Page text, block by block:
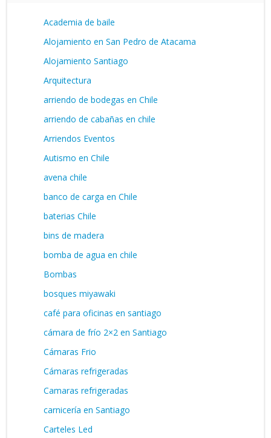
Academia de baile
Alojamiento en San Pedro de Atacama
Alojamiento Santiago
Arquitectura
arriendo de bodegas en Chile
arriendo de cabañas en chile
Arriendos Eventos
Autismo en Chile
avena chile
banco de carga en Chile
baterias Chile
bins de madera
bomba de agua en chile
Bombas
bosques miyawaki
café para oficinas en santiago
cámara de frío 2×2 en Santiago
Cámaras Frio
Cámaras refrigeradas
Camaras refrigeradas
carnicería en Santiago
Carteles Led